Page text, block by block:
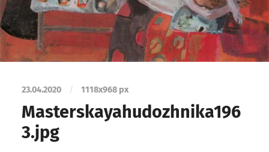
23.04.2020 / 1118x968 px
Masterskayahudozhnika196
3.jpg